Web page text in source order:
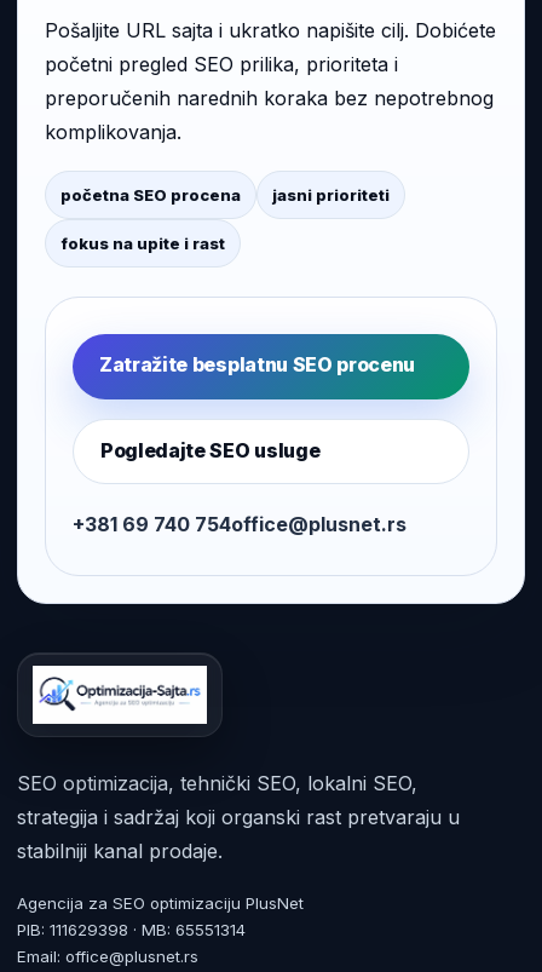
Pošaljite URL sajta i ukratko napišite cilj. Dobićete
početni pregled SEO prilika, prioriteta i
preporučenih narednih koraka bez nepotrebnog
komplikovanja.
početna SEO procena jasni prioriteti
fokus na upite i rast
Zatražite besplatnu SEO procenu
Pogledajte SEO usluge
+381 69 740 754office@plusnet.rs
SEO optimizacija, tehnički SEO, lokalni SEO,
strategija i sadržaj koji organski rast pretvaraju u
stabilniji kanal prodaje.
Agencija za SEO optimizaciju PlusNet
PIB: 111629398 · MB: 65551314
Email: office@plusnet.rs